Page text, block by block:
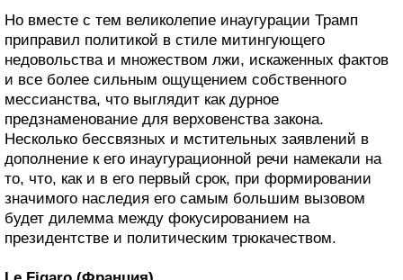
Но вместе с тем великолепие инаугурации Трамп
приправил политикой в стиле митингующего
недовольства и множеством лжи, искаженных фактов
и все более сильным ощущением собственного
мессианства, что выглядит как дурное
предзнаменование для верховенства закона.
Несколько бессвязных и мстительных заявлений в
дополнение к его инаугурационной речи намекали на
то, что, как и в его первый срок, при формировании
значимого наследия его самым большим вызовом
будет дилемма между фокусированием на
президентстве и политическим трюкачеством.